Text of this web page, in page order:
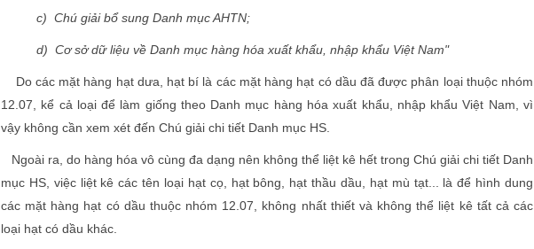
c) Chú giải bổ sung Danh mục AHTN;
d) Cơ sở dữ liệu về Danh mục hàng hóa xuất khẩu, nhập khẩu Việt Nam"
Do các mặt hàng hạt dưa, hạt bí là các mặt hàng hạt có dầu đã được phân loại thuộc nhóm
12.07, kể cả loại để làm giống theo Danh mục hàng hóa xuất khẩu, nhập khẩu Việt Nam, vì
vậy không cần xem xét đến Chú giải chi tiết Danh mục HS.
Ngoài ra, do hàng hóa vô cùng đa dạng nên không thể liệt kê hết trong Chú giải chi tiết Danh
mục HS, việc liệt kê các tên loại hạt cọ, hạt bông, hạt thầu dầu, hạt mù tạt... là để hình dung
các mặt hàng hạt có dầu thuộc nhóm 12.07, không nhất thiết và không thể liệt kê tất cả các
loại hạt có dầu khác.